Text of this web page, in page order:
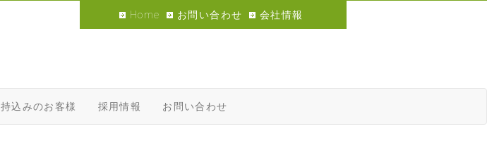
Home お問い合わせ 会社情報
持込みのお客様 採用情報 お問い合わせ